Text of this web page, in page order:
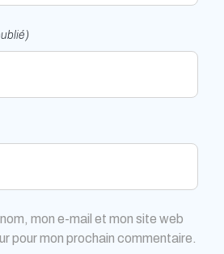
mon e-mail et mon site web
pour mon prochain commentaire.